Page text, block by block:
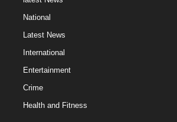
National
Latest News
International
Entertainment
Crime
Health and Fitness